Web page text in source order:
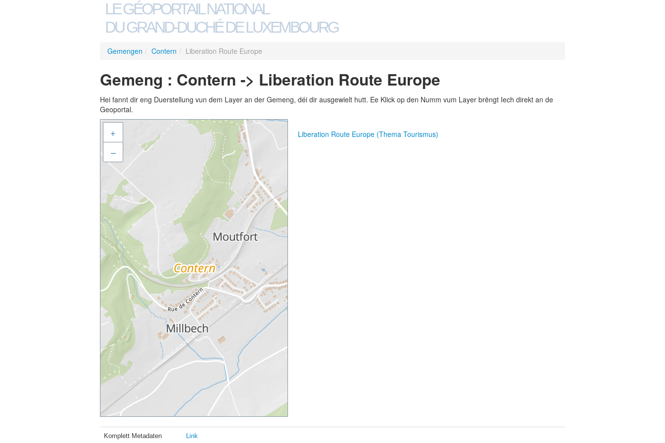
LE GÉOPORTAIL NATIONAL
DU GRAND-DUCHÉ DE LUXEMBOURG
Gemengen / Contern / Liberation Route Europe
Gemeng : Contern -> Liberation Route Europe
Hei fannt dir eng Duerstellung vun dem Layer an der Gemeng, déi dir ausgewielt hutt. Ee Klick op den Numm vum Layer brëngt Iech direkt an de
Geoportal.
+
–
Liberation Route Europe (Thema Tourismus)
Komplett Metadaten Link